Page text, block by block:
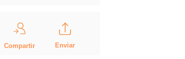
Compartir Enviar